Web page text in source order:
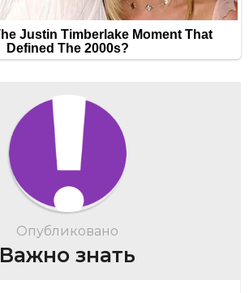
Опубликовано
Важно знать